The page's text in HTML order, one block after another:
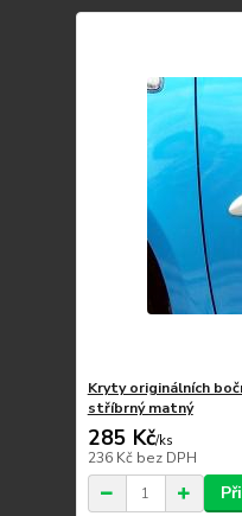
Kryty originálních
stříbrný matný
285 Kč/ks
236 Kč bez DPH